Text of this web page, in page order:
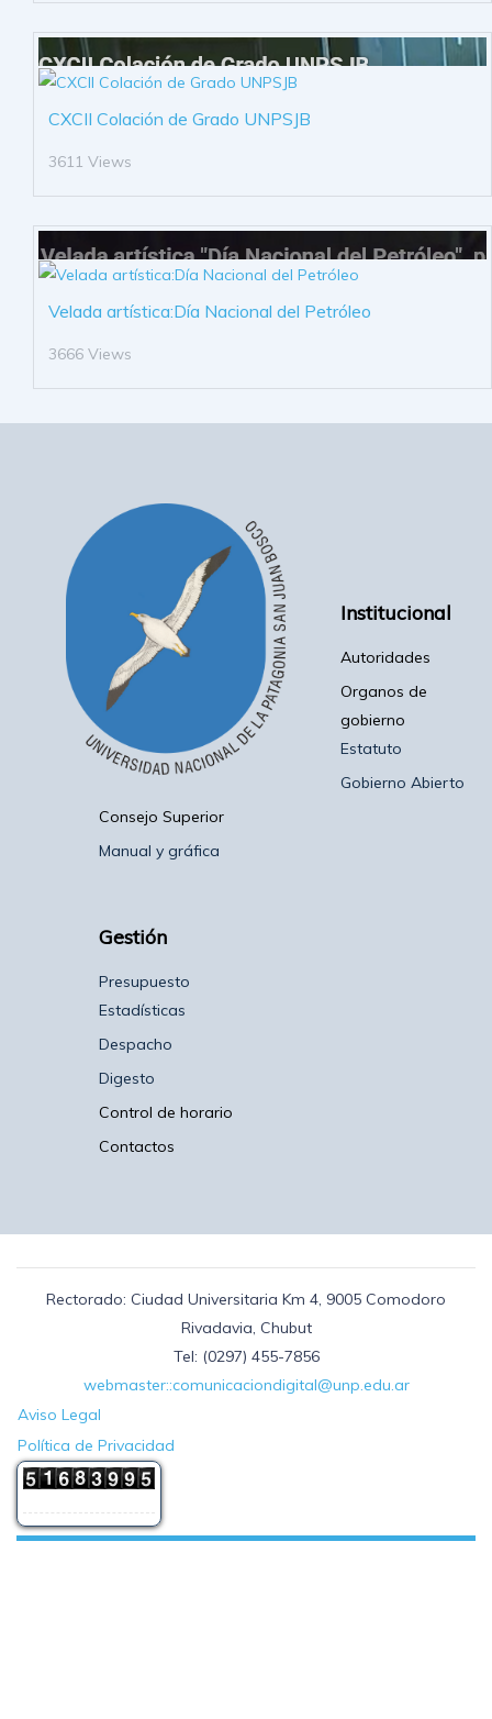
CXCII Colación de Grado UNPSJB
3611 Views
Velada artística:Día Nacional del Petróleo
3666 Views
Institucional
Autoridades
Organos de
gobierno
Estatuto
Gobierno Abierto
Consejo Superior
Manual y gráfica
Gestión
Presupuesto
Estadísticas
Despacho
Digesto
Control de horario
Contactos
Rectorado: Ciudad Universitaria Km 4, 9005 Comodoro
Rivadavia, Chubut
Tel: (0297) 455-7856
webmaster::comunicaciondigital@unp.edu.ar
Aviso Legal
Política de Privacidad